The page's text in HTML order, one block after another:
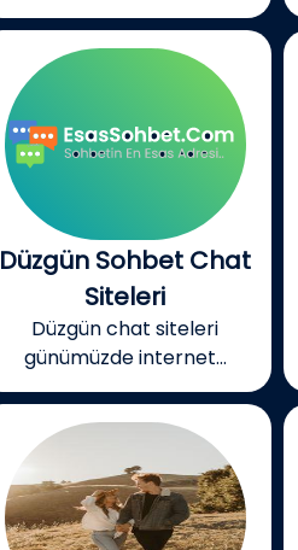
Düzgün Sohbet Chat
Siteleri
Düzgün chat siteleri
günümüzde internet...